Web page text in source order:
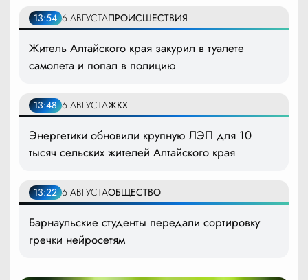
13:54 6 АВГУСТАПРОИСШЕСТВИЯ
Житель Алтайского края закурил в туалете
самолета и попал в полицию
13:48 6 АВГУСТАЖКХ
Энергетики обновили крупную ЛЭП для 10
тысяч сельских жителей Алтайского края
13:22 6 АВГУСТАОБЩЕСТВО
Барнаульские студенты передали сортировку
гречки нейросетям